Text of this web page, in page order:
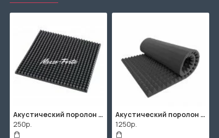
Акустический поролон "Пирамида" / 480x480х30мм / Темно-серый
250р.
Акустический поролон "Пирамида" / 2000х1000мм
1250р.